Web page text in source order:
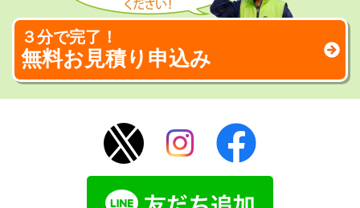
３分で完了！
無料お見積り申込み